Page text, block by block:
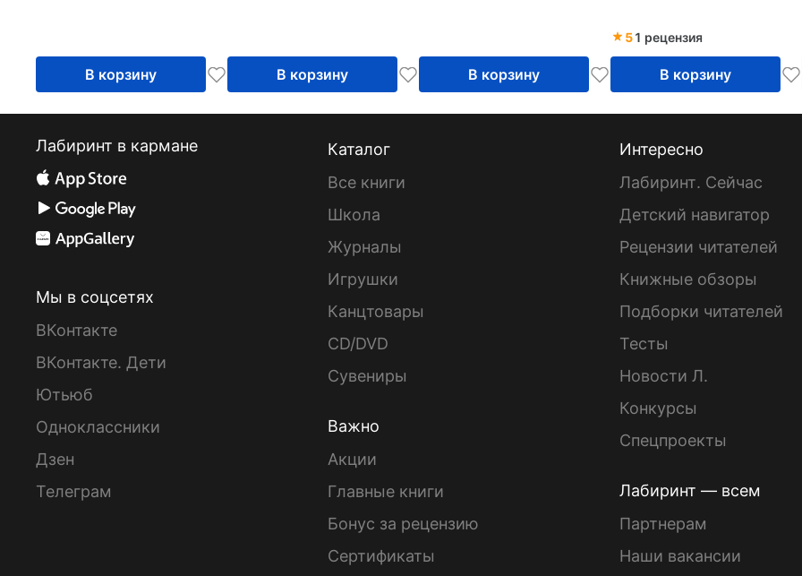
В корзину В корзину В корзину
51 рецензия
В корзину
Лабиринт в кармане
Мы в соцсетях
ВКонтакте
ВКонтакте. Дети
Ютьюб
Одноклассники
Дзен
Телеграм
Каталог
Все книги
Школа
Журналы
Игрушки
Канцтовары
CD/DVD
Сувениры
Важно
Акции
Главные книги
Бонус за рецензию
Сертификаты
Интересно
Лабиринт. Сейчас
Детский навигатор
Рецензии читателей
Книжные обзоры
Подборки читателей
Тесты
Новости Л.
Конкурсы
Спецпроекты
Лабиринт — всем
Партнерам
Наши вакансии